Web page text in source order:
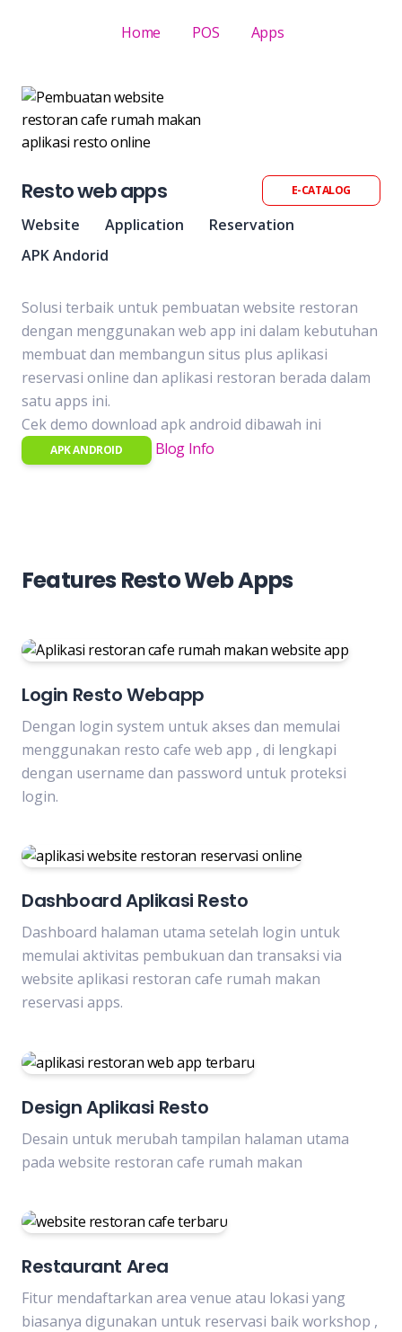
Home POS Apps
Resto web apps E-CATALOG
Website Application
Reservation
APK Andorid
Solusi terbaik untuk pembuatan website restoran
dengan menggunakan web app ini dalam kebutuhan
membuat dan membangun situs plus aplikasi
reservasi online dan aplikasi restoran berada dalam
satu apps ini.
Cek demo download apk android dibawah ini
APK ANDROID Blog Info
Features Resto Web Apps
Login Resto Webapp
Dengan login system untuk akses dan memulai
menggunakan resto cafe web app , di lengkapi
dengan username dan password untuk proteksi
login.
Dashboard Aplikasi Resto
Dashboard halaman utama setelah login untuk
memulai aktivitas pembukuan dan transaksi via
website aplikasi restoran cafe rumah makan
reservasi apps.
Design Aplikasi Resto
Desain untuk merubah tampilan halaman utama
pada website restoran cafe rumah makan
Restaurant Area
Fitur mendaftarkan area venue atau lokasi yang
biasanya digunakan untuk reservasi baik workshop ,